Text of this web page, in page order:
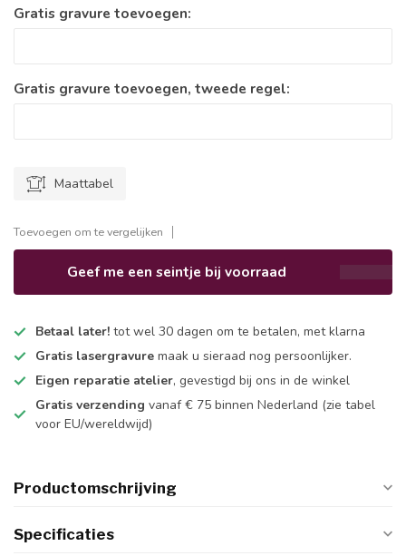
Gratis gravure toevoegen:
Gratis gravure toevoegen, tweede regel:
Maattabel
Toevoegen om te vergelijken
Geef me een seintje bij voorraad
Betaal later! tot wel 30 dagen om te betalen, met klarna
Gratis lasergravure maak u sieraad nog persoonlijker.
Eigen reparatie atelier, gevestigd bij ons in de winkel
Gratis verzending vanaf € 75 binnen Nederland (zie tabel
voor EU/wereldwijd)
Productomschrijving
Specificaties